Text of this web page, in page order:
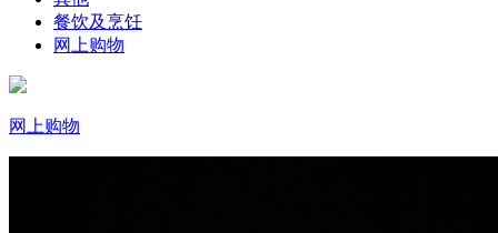
餐饮及烹饪
网上购物
网上购物